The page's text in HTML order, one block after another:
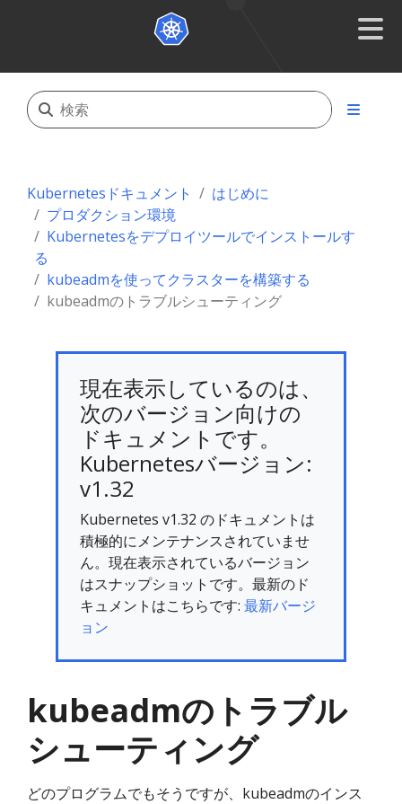
Kubernetesドキュメント
はじめに
プロダクション環境
Kubernetesをデプロイツールでインストールす
る
kubeadmを使ってクラスターを構築する
kubeadmのトラブルシューティング
現在表示しているのは、
次のバージョン向けの
ドキュメントです。
Kubernetesバージョン:
v1.32
Kubernetes v1.32 のドキュメントは
積極的にメンテナンスされていませ
ん。現在表示されているバージョン
はスナップショットです。最新のド
キュメントはこちらです: 最新バージ
ョン
kubeadmのトラブル
シューティング
どのプログラムでもそうですが、kubeadmのインス